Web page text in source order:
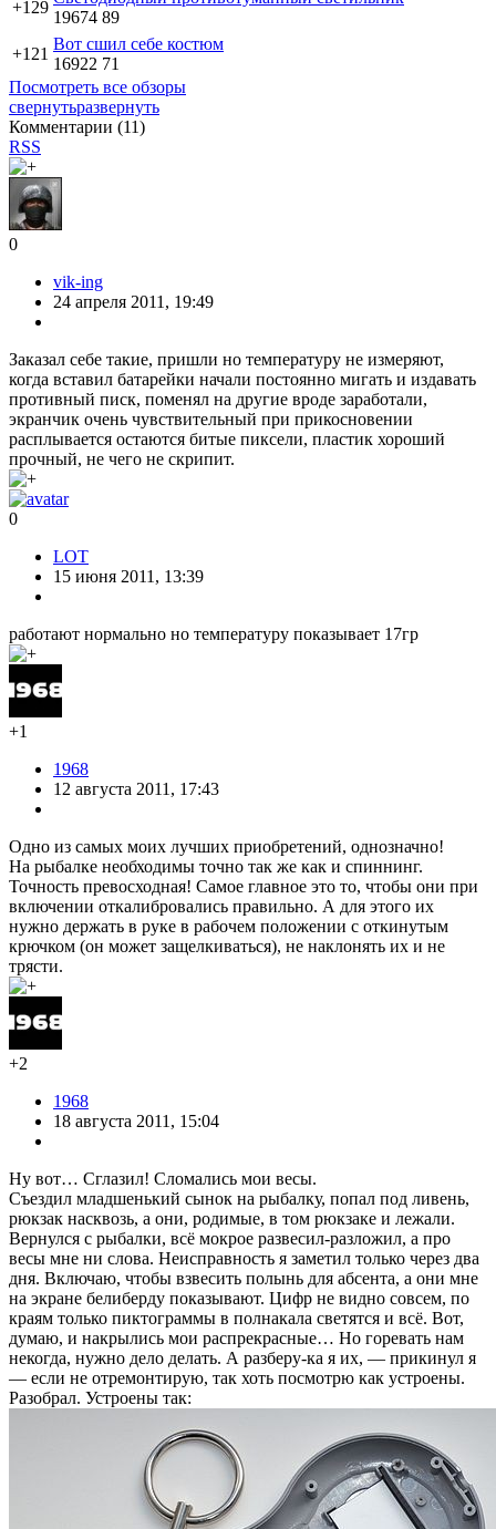
+129
19674 89
+121
Вот сшил себе костюм
16922 71
Посмотреть все обзоры
свернутьразвернуть
Комментарии (11)
RSS
0
vik-ing
24 апреля 2011, 19:49
Заказал себе такие, пришли но температуру не измеряют,
когда вставил батарейки начали постоянно мигать и издавать
противный писк, поменял на другие вроде заработали,
экранчик очень чувствительный при прикосновении
расплывается остаются битые пиксели, пластик хороший
прочный, не чего не скрипит.
0
LOT
15 июня 2011, 13:39
работают нормально но температуру показывает 17гр
+1
1968
12 августа 2011, 17:43
Одно из самых моих лучших приобретений, однозначно!
На рыбалке необходимы точно так же как и спиннинг.
Точность превосходная! Самое главное это то, чтобы они при
включении откалибровались правильно. А для этого их
нужно держать в руке в рабочем положении с откинутым
крючком (он может защелкиваться), не наклонять их и не
трясти.
+2
1968
18 августа 2011, 15:04
Ну вот… Сглазил! Сломались мои весы.
Съездил младшенький сынок на рыбалку, попал под ливень,
рюкзак насквозь, а они, родимые, в том рюкзаке и лежали.
Вернулся с рыбалки, всё мокрое развесил-разложил, а про
весы мне ни слова. Неисправность я заметил только через два
дня. Включаю, чтобы взвесить полынь для абсента, а они мне
на экране белиберду показывают. Цифр не видно совсем, по
краям только пиктограммы в полнакала светятся и всё. Вот,
думаю, и накрылись мои распрекрасные… Но горевать нам
некогда, нужно дело делать. А разберу-ка я их, — прикинул я
— если не отремонтирую, так хоть посмотрю как устроены.
Разобрал. Устроены так: